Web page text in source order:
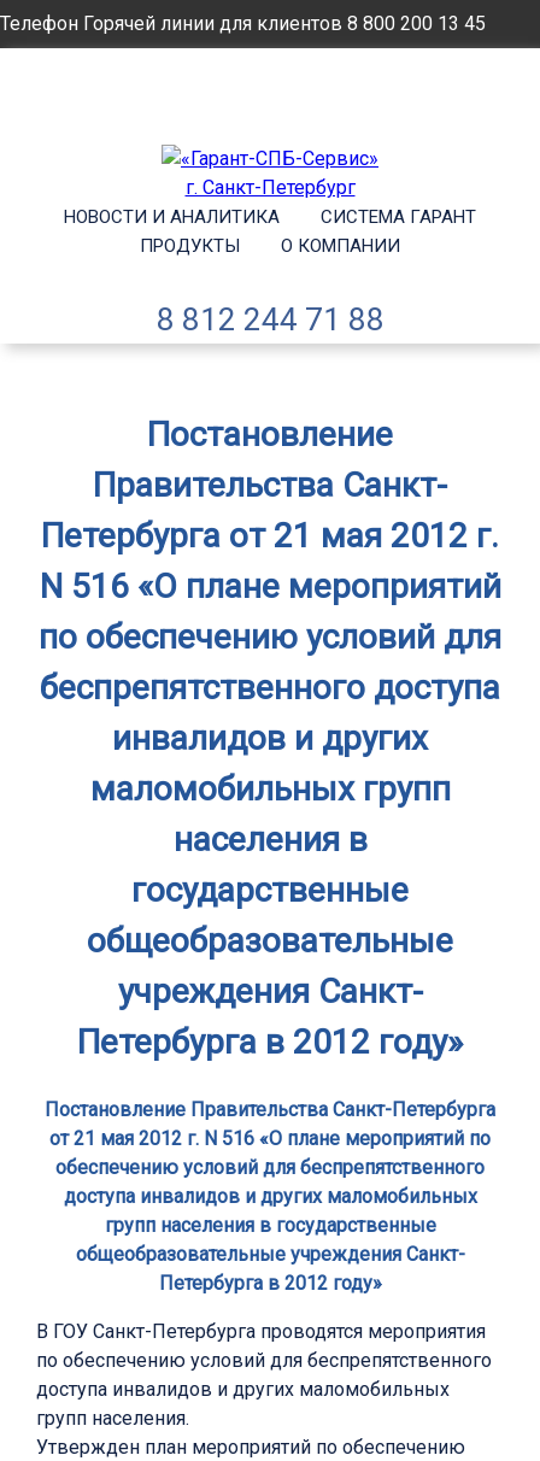
Телефон Горячей линии для клиентов 8 800 200 13 45
НОВОСТИ И АНАЛИТИКА
СИСТЕМА ГАРАНТ
ПРОДУКТЫ
О КОМПАНИИ
8 812 244 71 88
Постановление
Правительства Санкт-
Петербурга от 21 мая 2012 г.
N 516 «О плане мероприятий
по обеспечению условий для
беспрепятственного доступа
инвалидов и других
маломобильных групп
населения в
государственные
общеобразовательные
учреждения Санкт-
Петербурга в 2012 году»
Постановление Правительства Санкт-Петербурга
от 21 мая 2012 г. N 516 «О плане мероприятий по
обеспечению условий для беспрепятственного
доступа инвалидов и других маломобильных
групп населения в государственные
общеобразовательные учреждения Санкт-
Петербурга в 2012 году»
В ГОУ Санкт-Петербурга проводятся мероприятия
по обеспечению условий для беспрепятственного
доступа инвалидов и других маломобильных
групп населения.
Утвержден план мероприятий по обеспечению